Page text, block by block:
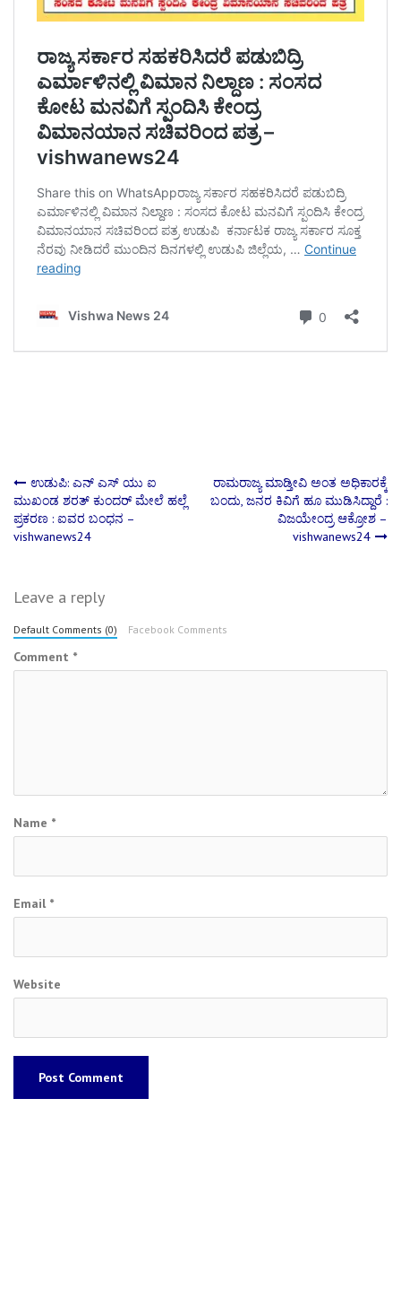
Post
navigation
ಉಡುಪಿ: ಎನ್ ಎಸ್ ಯು ಐ
ಮುಖಂಡ ಶರತ್ ಕುಂದರ್ ಮೇಲೆ ಹಲ್ಲೆ
ಪ್ರಕರಣ : ಐವರ ಬಂಧನ –
vishwanews24
ರಾಮರಾಜ್ಯ ಮಾಡ್ತೀವಿ ಅಂತ ಅಧಿಕಾರಕ್ಕೆ
ಬಂದು, ಜನರ ಕಿವಿಗೆ ಹೂ ಮುಡಿಸಿದ್ದಾರೆ :
ವಿಜಯೇಂದ್ರ ಆಕ್ರೋಶ –
vishwanews24
Leave a reply
Default Comments (0) Facebook Comments
Comment *
Name *
Email *
Website